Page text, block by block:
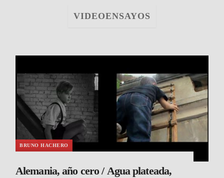
VIDEOENSAYOS
BRUNO HACHERO
Alemania, año cero / Agua plateada,